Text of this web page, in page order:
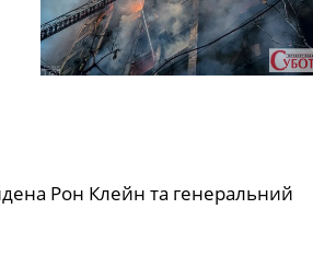
Рон Клейн та генеральний